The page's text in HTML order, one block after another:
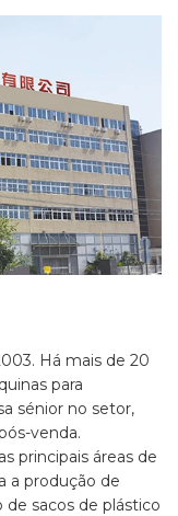
Há mais de 20
para
sénior no setor,
venda.
principais áreas de
a produção de
de sacos de plástico